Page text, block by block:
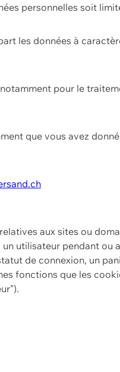
personnelles soit
les données à
pour le
que vous avez
aux sites ou
utilisateur pendant ou
de connexion, un
fonctions que les